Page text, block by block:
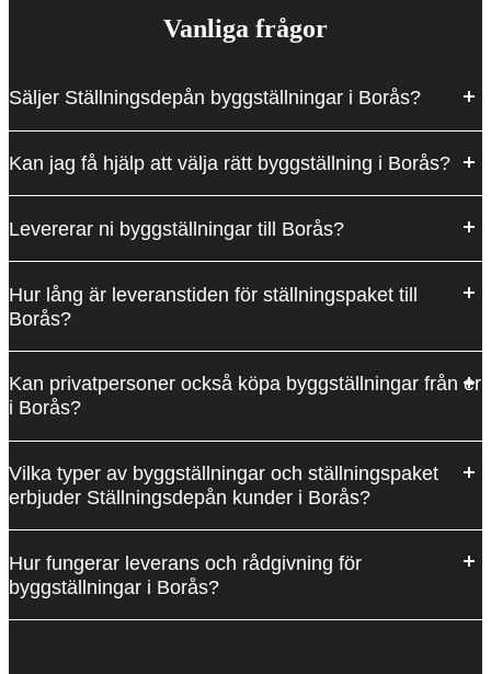
Vanliga frågor
Säljer Ställningsdepån byggställningar i Borås?
Kan jag få hjälp att välja rätt byggställning i Borås?
Levererar ni byggställningar till Borås?
Hur lång är leveranstiden för ställningspaket till
Borås?
Kan privatpersoner också köpa byggställningar från er
i Borås?
Vilka typer av byggställningar och ställningspaket
erbjuder Ställningsdepån kunder i Borås?
Hur fungerar leverans och rådgivning för
byggställningar i Borås?